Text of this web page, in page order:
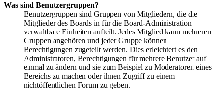
Was sind Benutzergruppen?
Benutzergruppen sind Gruppen von Mitgliedern, die die
Mitglieder des Boards in für die Board-Administration
verwaltbare Einheiten aufteilt. Jedes Mitglied kann mehreren
Gruppen angehören und jeder Gruppe können
Berechtigungen zugeteilt werden. Dies erleichtert es den
Administratoren, Berechtigungen für mehrere Benutzer auf
einmal zu ändern und sie zum Beispiel zu Moderatoren eines
Bereichs zu machen oder ihnen Zugriff zu einem
nichtöffentlichen Forum zu geben.